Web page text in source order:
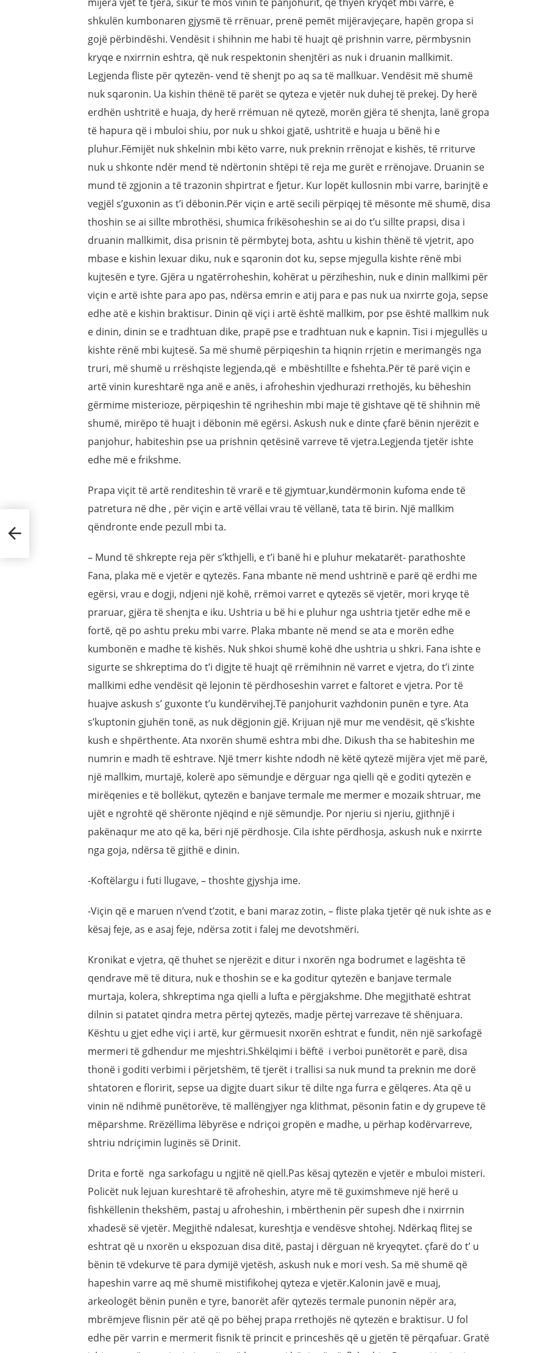
shkulën kumbonaren gjysmë të rrënuar, prenë pemët mijëravjeçare, hapën gropa si
gojë përbindëshi. Vendësit i shihnin me habi të huajt që prishnin varre, përmbysnin
kryqe e nxirrnin eshtra, që nuk respektonin shenjtëri as nuk i druanin mallkimit.
Legjenda fliste për qytezën- vend të shenjt po aq sa të mallkuar. Vendësit më shumë
nuk sqaronin. Ua kishin thënë të parët se qyteza e vjetër nuk duhej të prekej. Dy herë
erdhën ushtritë e huaja, dy herë rrëmuan në qytezë, morën gjëra të shenjta, lanë gropa
të hapura që i mbuloi shiu, por nuk u shkoi gjatë, ushtritë e huaja u bënë hi e
pluhur.Fëmijët nuk shkelnin mbi këto varre, nuk preknin rrënojat e kishës, të rriturve
nuk u shkonte ndër mend të ndërtonin shtëpi të reja me gurët e rrënojave. Druanin se
mund të zgjonin a të trazonin shpirtrat e fjetur. Kur lopët kullosnin mbi varre, barinjtë e
vegjël s’guxonin as t’i dëbonin.Për viçin e artë secili përpiqej të mësonte më shumë, disa
thoshin se ai sillte mbrothësi, shumica frikësoheshin se ai do t’u sillte prapsi, disa i
druanin mallkimit, disa prisnin të përmbytej bota, ashtu u kishin thënë të vjetrit, apo
mbase e kishin lexuar diku, nuk e sqaronin dot ku, sepse mjegulla kishte rënë mbi
kujtesën e tyre. Gjëra u ngatërroheshin, kohërat u përziheshin, nuk e dinin mallkimi për
viçin e artë ishte para apo pas, ndërsa emrin e atij para e pas nuk ua nxirrte goja, sepse
edhe atë e kishin braktisur. Dinin që viçi i artë është mallkim, por pse është mallkim nuk
e dinin, dinin se e tradhtuan dike, prapë pse e tradhtuan nuk e kapnin. Tisi i mjegullës u
kishte rënë mbi kujtesë. Sa më shumë përpiqeshin ta hiqnin rrjetin e merimangës nga
truri, më shumë u rrëshqiste legjenda,që e mbështillte e fshehta.Për të parë viçin e
artë vinin kureshtarë nga anë e anës, i afroheshin vjedhurazi rrethojës, ku bëheshin
gërmime misterioze, përpiqeshin të ngriheshin mbi maje të gishtave që të shihnin më
shumë, mirëpo të huajt i dëbonin më egërsi. Askush nuk e dinte çfarë bënin njerëzit e
panjohur, habiteshin pse ua prishnin qetësinë varreve të vjetra.Legjenda tjetër ishte
edhe më e frikshme.
Prapa viçit të artë renditeshin të vrarë e të gjymtuar,kundërmonin kufoma ende të
patretura në dhe , për viçin e artë vëllai vrau të vëllanë, tata të birin. Një mallkim
qëndronte ende pezull mbi ta.
– Mund të shkrepte reja për s’kthjelli, e t’i banë hi e pluhur mekatarët- parathoshte
Fana, plaka më e vjetër e qytezës. Fana mbante në mend ushtrinë e parë që erdhi me
egërsi, vrau e dogji, ndjeni një kohë, rrëmoi varret e qytezës së vjetër, mori kryqe të
praruar, gjëra të shenjta e iku. Ushtria u bë hi e pluhur nga ushtria tjetër edhe më e
fortë, që po ashtu preku mbi varre. Plaka mbante në mend se ata e morën edhe
kumbonën e madhe të kishës. Nuk shkoi shumë kohë dhe ushtria u shkri. Fana ishte e
sigurte se shkreptima do t’i digjte të huajt që rrëmihnin në varret e vjetra, do t’i zinte
mallkimi edhe vendësit që lejonin të përdhoseshin varret e faltoret e vjetra. Por të
huajve askush s’ guxonte t’u kundërvihej.Të panjohurit vazhdonin punën e tyre. Ata
s’kuptonin gjuhën tonë, as nuk dëgjonin gjë. Krijuan një mur me vendësit, që s’kishte
kush e shpërthente. Ata nxorën shumë eshtra mbi dhe. Dikush tha se habiteshin me
numrin e madh të eshtrave. Një tmerr kishte ndodh në këtë qytezë mijëra vjet më parë,
një mallkim, murtajë, kolerë apo sëmundje e dërguar nga qielli që e goditi qytezën e
mirëqenies e të bollëkut, qytezën e banjave termale me mermer e mozaik shtruar, me
ujët e ngrohtë që shëronte njëqind e një sëmundje. Por njeriu si njeriu, gjithnjë i
pakënaqur me ato që ka, bëri një përdhosje. Cila ishte përdhosja, askush nuk e nxirrte
nga goja, ndërsa të gjithë e dinin.
-Koftëlargu i futi llugave, – thoshte gjyshja ime.
-Viçin që e maruen n’vend t’zotit, e bani maraz zotin, – fliste plaka tjetër që nuk ishte as e
kësaj feje, as e asaj feje, ndërsa zotit i falej me devotshmëri.
Kronikat e vjetra, që thuhet se njerëzit e ditur i nxorën nga bodrumet e lagështa të
qendrave më të ditura, nuk e thoshin se e ka goditur qytezën e banjave termale
murtaja, kolera, shkreptima nga qielli a lufta e përgjakshme. Dhe megjithatë eshtrat
dilnin si patatet qindra metra përtej qytezës, madje përtej varrezave të shënjuara.
Kështu u gjet edhe viçi i artë, kur gërmuesit nxorën eshtrat e fundit, nën një sarkofagë
mermeri të gdhendur me mjeshtri.Shkëlqimi i bëftë i verboi punëtorët e parë, disa
thonë i goditi verbimi i përjetshëm, të tjerët i trallisi sa nuk mund ta preknin me dorë
shtatoren e floririt, sepse ua digjte duart sikur të dilte nga furra e gëlqeres. Ata që u
vinin në ndihmë punëtorëve, të mallëngjyer nga klithmat, pësonin fatin e dy grupeve të
mëparshme. Rrëzëllima lëbyrëse e ndriçoi gropën e madhe, u përhap kodërvarreve,
shtriu ndriçimin luginës së Drinit.
Drita e fortë nga sarkofagu u ngjitë në qiell.Pas kësaj qytezën e vjetër e mbuloi misteri.
Policët nuk lejuan kureshtarë të afroheshin, atyre më të guximshmeve një herë u
fishkëllenin thekshëm, pastaj u afroheshin, i mbërthenin për supesh dhe i nxirrnin
xhadesë së vjetër. Megjithë ndalesat, kureshtja e vendësve shtohej. Ndërkaq flitej se
eshtrat që u nxorën u ekspozuan disa ditë, pastaj i dërguan në kryeqytet. çfarë do t’ u
bënin të vdekurve të para dymijë vjetësh, askush nuk e mori vesh. Sa më shumë që
hapeshin varre aq më shumë mistifikohej qyteza e vjetër.Kalonin javë e muaj,
arkeologët bënin punën e tyre, banorët afër qytezës termale punonin nëpër ara,
mbrëmjeve flisnin për atë që po bëhej prapa rrethojës në qytezën e braktisur. U fol
edhe për varrin e mermerit fisnik të princit e princeshës që u gjetën të përqafuar. Gratë
të